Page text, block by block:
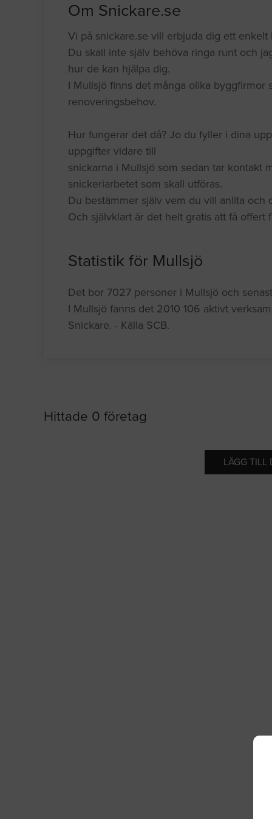
Om Snickare.se
Vi på snickare.se vill erbjuda dig ett
Du skall inte själv behöva ringa runt och
hur de kan hjälpa dig.
I Mullsjö finns det många olika byggfirmor
renoveringsbehov.
Hur fungerar det då? Jo du fyller i dina
uppgifter vidare till
snickarna i Mullsjö som sedan tar kontakt
snickeriarbetet som skall utföras.
Du bestämmer själv vem du vill anlita
Och självklart är det helt gratis att få offert
Statistik för Mullsjö
Det bor 7027 personer i Mullsjö och
I Mullsjö fanns det 2010 106 aktivt
Snickare. - Källa SCB.
Hittade 0 företag
LÄGG TILL